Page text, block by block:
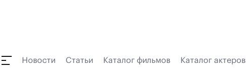
Новости Статьи Каталог фильмов Каталог актеров